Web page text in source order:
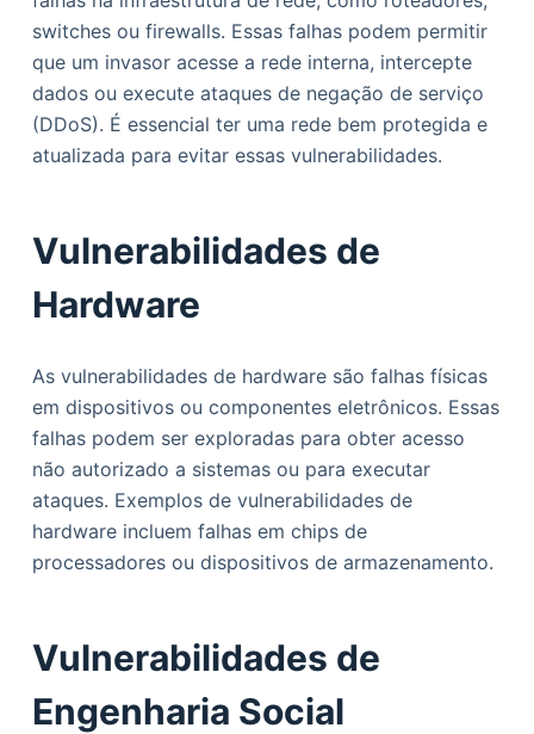
switches ou firewalls. Essas falhas podem permitir
que um invasor acesse a rede interna, intercepte
dados ou execute ataques de negação de serviço
(DDoS). É essencial ter uma rede bem protegida e
atualizada para evitar essas vulnerabilidades.
Vulnerabilidades de
Hardware
As vulnerabilidades de hardware são falhas físicas
em dispositivos ou componentes eletrônicos. Essas
falhas podem ser exploradas para obter acesso
não autorizado a sistemas ou para executar
ataques. Exemplos de vulnerabilidades de
hardware incluem falhas em chips de
processadores ou dispositivos de armazenamento.
Vulnerabilidades de
Engenharia Social